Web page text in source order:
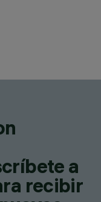
a
recibir